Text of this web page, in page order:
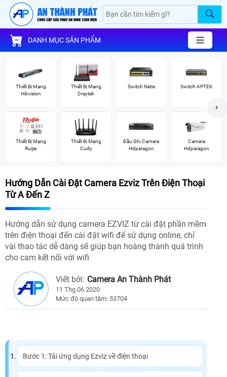
DANH MỤC SẢN PHẨM
Thiết Bị Mạng
Hikvision
Thiết Bị Mạng
Draytek
Switch Netis Switch APTEK
Thiết Bị Mạng
Ruijie
Thiết Bị Mạng
Cudy
Đầu Ghi Camera
Hdparagon
Camera
Hdparagon
Hướng Dẫn Cài Đặt Camera Ezviz Trên Điện Thoại
Từ A Đến Z
Hướng dẫn sử dụng camera EZVIZ từ cài đặt phần mềm
trên điện thoại đến cài đặt wifi để sử dụng online, chỉ
vài thao tác dễ dàng sẽ giúp bạn hoàng thành quá trình
cho cam kết nối với wifi
Viết bởi: Camera An Thành Phát
11 Thg 06 2020
Mức độ quan tâm: 53704
Bước 1: Tải ứng dụng Ezviz về điện thoại